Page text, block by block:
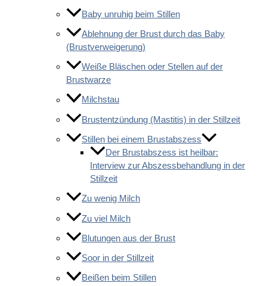
Baby unruhig beim Stillen
Ablehnung der Brust durch das Baby
(Brustverweigerung)
Weiße Bläschen oder Stellen auf der
Brustwarze
Milchstau
Brustentzündung (Mastitis) in der Stillzeit
Stillen bei einem Brustabszess
Der Brustabszess ist heilbar:
Interview zur Abszessbehandlung in der
Stillzeit
Zu wenig Milch
Zu viel Milch
Blutungen aus der Brust
Soor in der Stillzeit
Beißen beim Stillen